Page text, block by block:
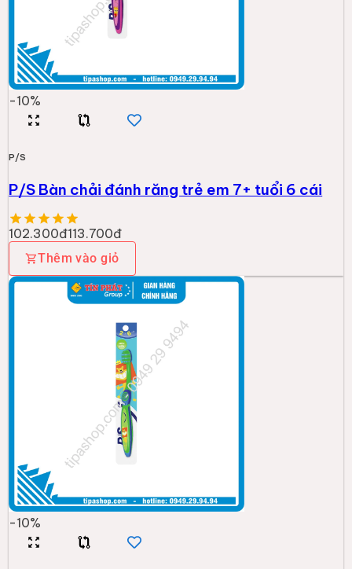
-10%
P/S
P/S Bàn chải đánh răng trẻ em 7+ tuổi 6 cái
102.300đ113.700đ
Thêm vào giỏ
-10%